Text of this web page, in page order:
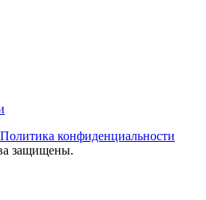
Политика конфиденциальности
защищены.